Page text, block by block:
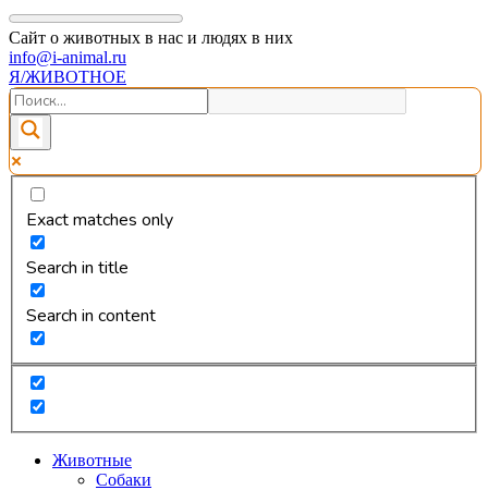
Сайт о животных в нас и людях в них
info@i-animal.ru
Я/ЖИВОТНОЕ
Exact matches only
Search in title
Search in content
Животные
Собаки